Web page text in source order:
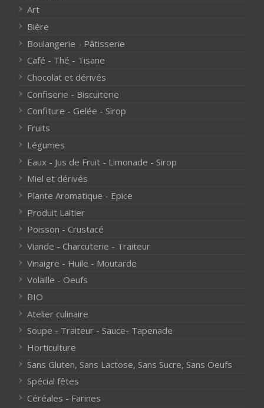
Art
Bière
Boulangerie - Pâtisserie
Café - Thé - Tisane
Chocolat et dérivés
Confiserie - Biscuiterie
Confiture - Gelée - Sirop
Fruits
Légumes
Eaux - Jus de Fruit - Limonade - Sirop
Miel et dérivés
Plante Aromatique - Epice
Produit Laitier
Poisson - Crustacé
Viande - Charcuterie - Traiteur
Vinaigre - Huile - Moutarde
Volaille - Oeufs
BIO
Atelier culinaire
Soupe - Traiteur - Sauce- Tapenade
Horticulture
Sans Gluten, Sans Lactose, Sans Sucre, Sans Oeufs
Spécial fêtes
Céréales - Farines